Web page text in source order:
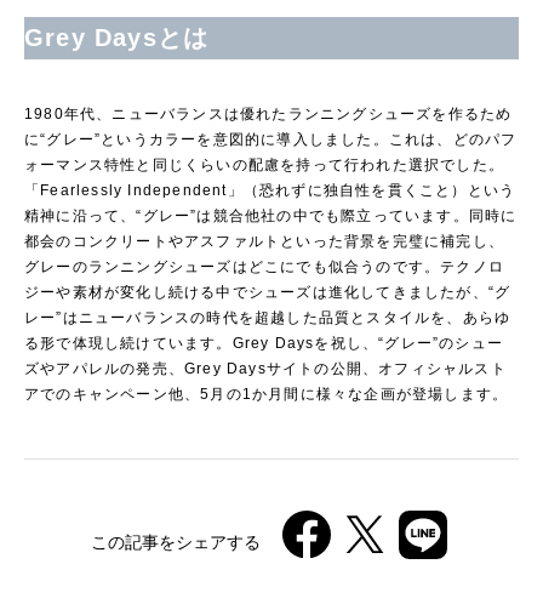
Grey Daysとは
1980年代、ニューバランスは優れたランニングシューズを作るため
に“グレー”というカラーを意図的に導入しました。これは、どのパフ
ォーマンス特性と同じくらいの配慮を持って行われた選択でした。
「Fearlessly Independent」（恐れずに独自性を貫くこと）という
精神に沿って、“グレー”は競合他社の中でも際立っています。同時に
都会のコンクリートやアスファルトといった背景を完璧に補完し、
グレーのランニングシューズはどこにでも似合うのです。テクノロ
ジーや素材が変化し続ける中でシューズは進化してきましたが、“グ
レー”はニューバランスの時代を超越した品質とスタイルを、あらゆ
る形で体現し続けています。Grey Daysを祝し、“グレー”のシュー
ズやアパレルの発売、Grey Daysサイトの公開、オフィシャルスト
アでのキャンペーン他、5月の1か月間に様々な企画が登場します。
この記事をシェアする